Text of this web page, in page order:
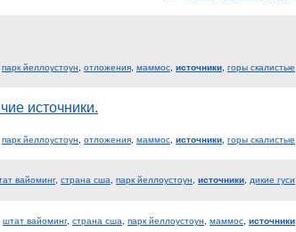
парк йеллоустоун отложения маммос источники горы скалистые
источники.
парк йеллоустоун отложения маммос источники горы скалистые
вайоминг, страна сша парк йеллоустоун источники дикие гуси
штат вайоминг, страна сша парк йеллоустоун маммос источники